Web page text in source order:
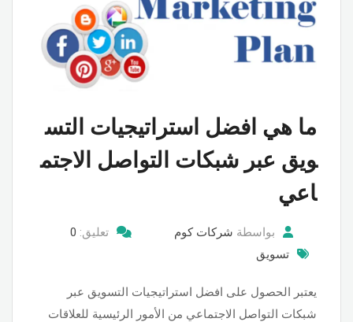
ما هي افضل استراتيجيات التس
ويق عبر شبكات التواصل الاجتم
اعي
بواسطة شركات كوم تعليق: 0
تسويق
يعتبر الحصول على افضل استراتيجيات التسويق عبر
شبكات التواصل الاجتماعي من الأمور الرئيسية للعلاقات